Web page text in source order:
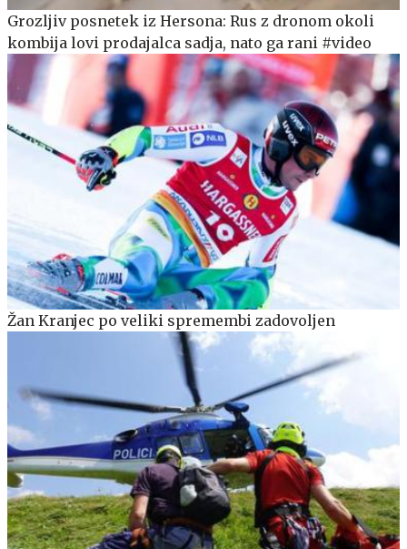
Grozljiv posnetek iz Hersona: Rus z dronom okoli
kombija lovi prodajalca sadja, nato ga rani #video
Žan Kranjec po veliki spremembi zadovoljen